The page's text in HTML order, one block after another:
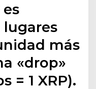
lugares
más
«drop»
= 1 XRP).